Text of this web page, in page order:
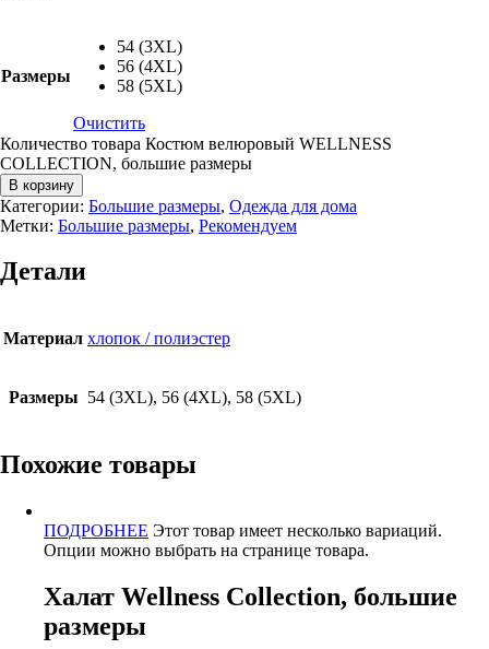
Размеры
54 (3XL)
56 (4XL)
58 (5XL)
Очистить
Количество товара Костюм велюровый WELLNESS
COLLECTION, большие размеры
В корзину
Категории: Большие размеры, Одежда для дома
Метки: Большие размеры, Рекомендуем
Детали
Материал хлопок / полиэстер
Размеры 54 (3XL), 56 (4XL), 58 (5XL)
Похожие товары
ПОДРОБНЕЕ Этот товар имеет несколько вариаций.
Опции можно выбрать на странице товара.
Халат Wellness Collection, большие
размеры